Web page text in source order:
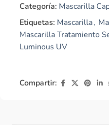
Categoría: Mascarilla
Etiquetas: Mascarilla,
Mascarilla Tratamiento
Luminous UV
Compartir: